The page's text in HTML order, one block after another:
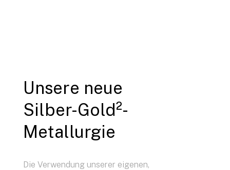
Unsere neue
Silber-Gold²-
Metallurgie
Die Verwendung unserer eigenen,